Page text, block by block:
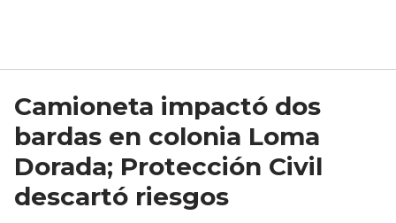
Camioneta impactó dos
bardas en colonia Loma
Dorada; Protección Civil
descartó riesgos